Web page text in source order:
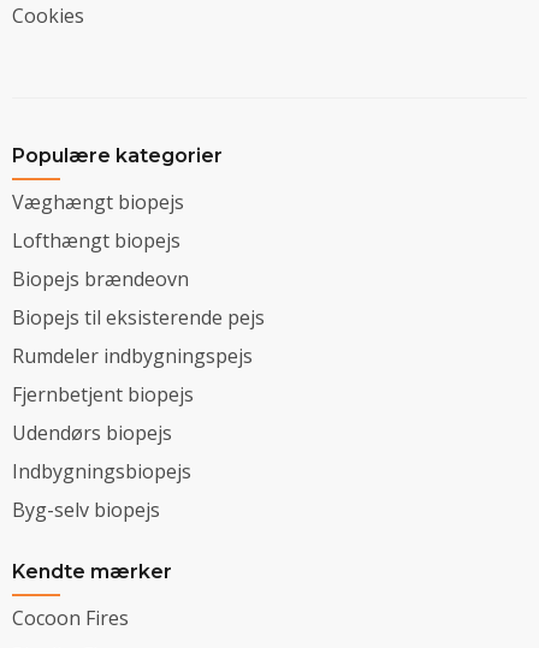
Cookies
Populære kategorier
Væghængt biopejs
Lofthængt biopejs
Biopejs brændeovn
Biopejs til eksisterende pejs
Rumdeler indbygningspejs
Fjernbetjent biopejs
Udendørs biopejs
Indbygningsbiopejs
Byg-selv biopejs
Kendte mærker
Cocoon Fires